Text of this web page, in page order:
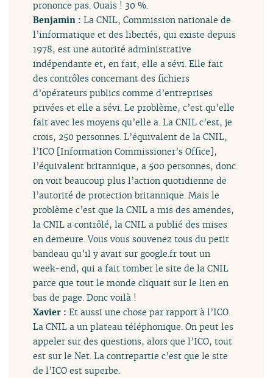
prononce pas. Ouais ! 30 %.
Benjamin :La CNIL, Commission nationale de
l’informatique et des libertés, qui existe depuis
1978, est une autorité administrative
indépendante et, en fait, elle a sévi. Elle fait
des contrôles concernant des fichiers
d’opérateurs publics comme d’entreprises
privées et elle a sévi. Le problème, c’est qu’elle
fait avec les moyens qu’elle a. La CNIL c’est, je
crois, 250 personnes. L’équivalent de la CNIL,
l’ICO [Information Commissioner’s Office],
l’équivalent britannique, a 500 personnes, donc
on voit beaucoup plus l’action quotidienne de
l’autorité de protection britannique. Mais le
problème c’est que la CNIL a mis des amendes,
la CNIL a contrôlé, la CNIL a publié des mises
en demeure. Vous vous souvenez tous du petit
bandeau qu’il y avait sur google.fr tout un
week-end, qui a fait tomber le site de la CNIL
parce que tout le monde cliquait sur le lien en
bas de page. Donc voilà !
Xavier :Et aussi une chose par rapport à l’ICO.
La CNIL a un plateau téléphonique. On peut les
appeler sur des questions, alors que l’ICO, tout
est sur le Net. La contrepartie c’est que le site
de l’ICO est superbe.